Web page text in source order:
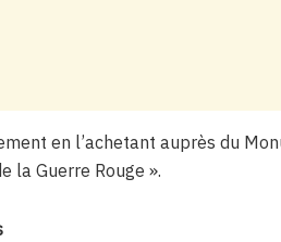
en l’achetant auprès du
la Guerre Rouge ».